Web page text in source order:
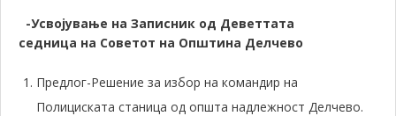
-Усвојување на Записник од Деветтата
седница на Советот на Општина Делчево
Предлог-Решение за избор на командир на
Полициската станица од општа надлежност Делчево.